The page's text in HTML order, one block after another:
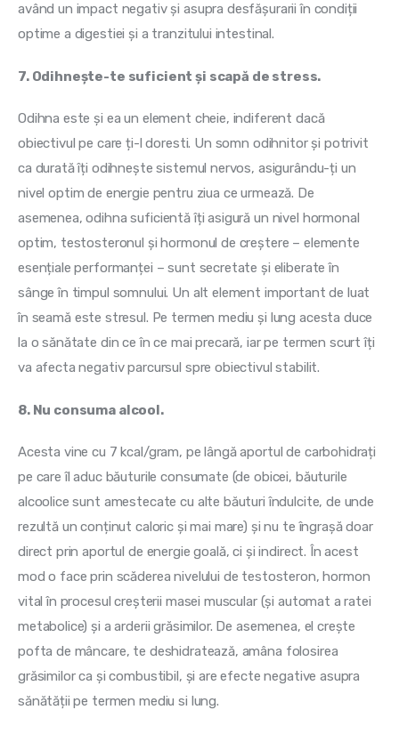
având un impact negativ și asupra desfășurarii în condiții
optime a digestiei și a tranzitului intestinal.
7. Odihnește-te suficient și scapă de stress.
Odihna este și ea un element cheie, indiferent dacă
obiectivul pe care ți-l doresti. Un somn odihnitor și potrivit
ca durată îți odihnește sistemul nervos, asigurându-ți un
nivel optim de energie pentru ziua ce urmează. De
asemenea, odihna suficientă îți asigură un nivel hormonal
optim, testosteronul și hormonul de creștere – elemente
esențiale performanței – sunt secretate și eliberate în
sânge în timpul somnului. Un alt element important de luat
în seamă este stresul. Pe termen mediu și lung acesta duce
la o sănătate din ce în ce mai precară, iar pe termen scurt îți
va afecta negativ parcursul spre obiectivul stabilit.
8. Nu consuma alcool.
Acesta vine cu 7 kcal/gram, pe lângă aportul de carbohidrați
pe care îl aduc băuturile consumate (de obicei, băuturile
alcoolice sunt amestecate cu alte băuturi îndulcite, de unde
rezultă un conținut caloric și mai mare) și nu te îngrașă doar
direct prin aportul de energie goală, ci și indirect. În acest
mod o face prin scăderea nivelului de testosteron, hormon
vital în procesul creșterii masei muscular (și automat a ratei
metabolice) și a arderii grăsimilor. De asemenea, el crește
pofta de mâncare, te deshidratează, amâna folosirea
grăsimilor ca și combustibil, și are efecte negative asupra
sănătății pe termen mediu si lung.